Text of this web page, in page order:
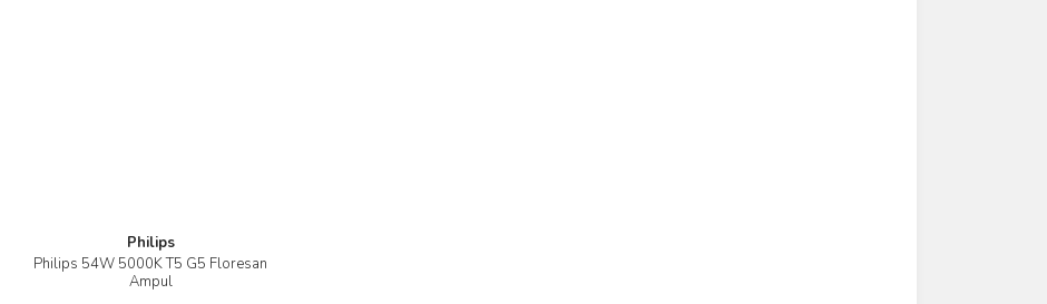
Philips
Philips 54W 5000K T5 G5 Floresan
Ampul
İncele